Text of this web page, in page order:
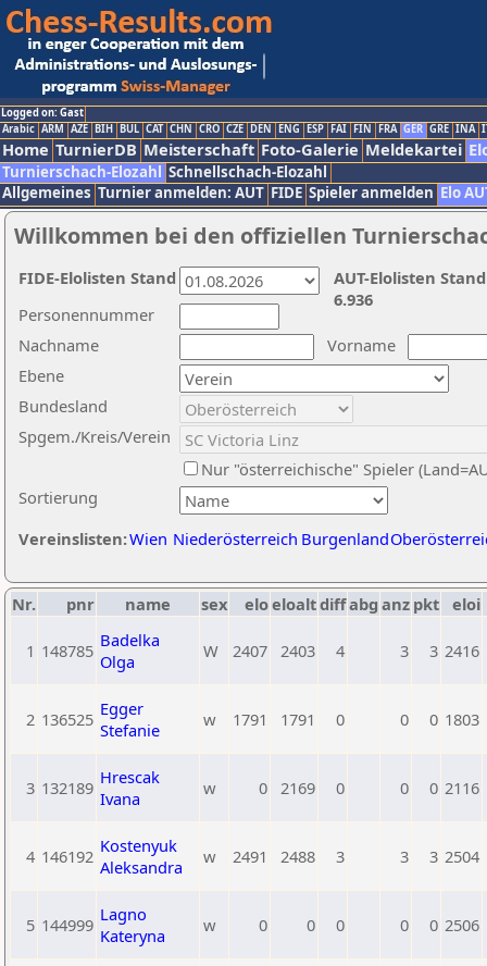
Logged on: Gast
Arabic ARM AZE BIH BUL CAT CHN CRO CZE DEN ENG ESP FAI FIN FRA GER GRE INA
Home TurnierDB Meisterschaft Foto-Galerie Meldekartei
Turnierschach-Elozahl Schnellschach-Elozahl
Allgemeines Turnier anmelden: AUT FIDE Spieler anmelden Elo
Willkommen bei den offiziellen
Nachname
Vorname
Ebene
Sortierung
Personennummer
Bundesland
Spgem./Kreis/Verein
Nur "österreichische" Spieler
Vereinslisten:Wien Niederösterreich Burgenland
AUT-Elolisten
6.936
FIDE-Elolisten Stand
Nr. pnr name sex eloeloaltdiffabg anz pkt eloi
1 148785 Badelka
Olga
W 2407 2403 4 3 3 2416
2 136525 Egger
Stefanie
w 1791 1791 0 0 0 1803
3 132189 Hrescak
Ivana
w 0 2169 0 0 0 2116
4 146192 Kostenyuk
Aleksandra
w 2491 2488 3 3 3 2504
5 144999 Lagno
Kateryna
w 0 0 0 0 0 2506